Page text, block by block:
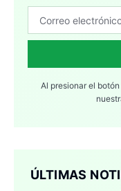
Al presionar el
ÚLTIMAS